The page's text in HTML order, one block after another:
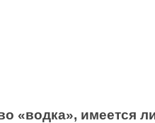
«водка», имеется